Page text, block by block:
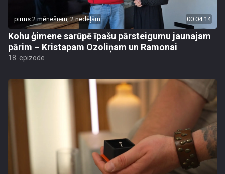
pirms 2 mēnešiem, 2 nedēļām 00:04:14
Kohu ģimene sarūpē īpašu pārsteigumu jaunajam
pārim – Kristapam Ozoliņam un Ramonai
18. epizode